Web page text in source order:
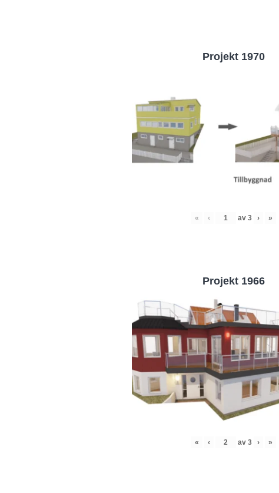
Projekt 1970
« ‹ av 3 › »
Projekt 1966
« ‹ av 3 › »